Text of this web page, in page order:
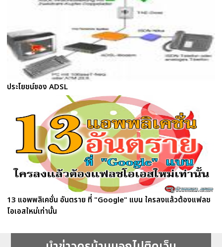
ประโยชน์ของ ADSL
13 แอพพลิเคชั่น อันตราย ที่ "Google" แบน ใครลงแล้วต้องแฟลช
โอเอสใหม่เท่านั้น